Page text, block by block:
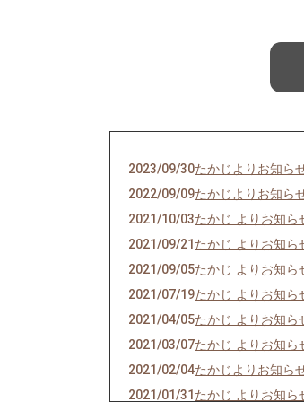
2023/09/30たかじよりお知ら
2022/09/09たかじよりお知ら
2021/10/03たかじ よりお知ら
2021/09/21 たかじ よりお知ら
2021/09/05たかじ よりお知ら
2021/07/19たかじ よりお知ら
2021/04/05たかじ よりお知ら
2021/03/07たかじ よりお知ら
2021/02/04たかじよりお知ら
2021/01/31 たかじ よりお知ら